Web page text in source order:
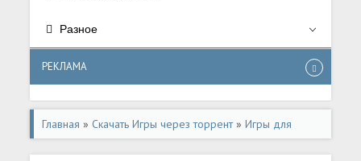
Разное
РЕКЛАМА
Главная » Скачать Игры через торрент»Игры для
консолей»Игры для Nintendo Switch